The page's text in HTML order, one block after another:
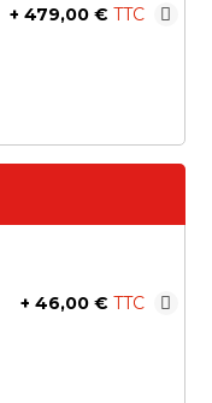
+ 479,00 €
+ 46,00 €